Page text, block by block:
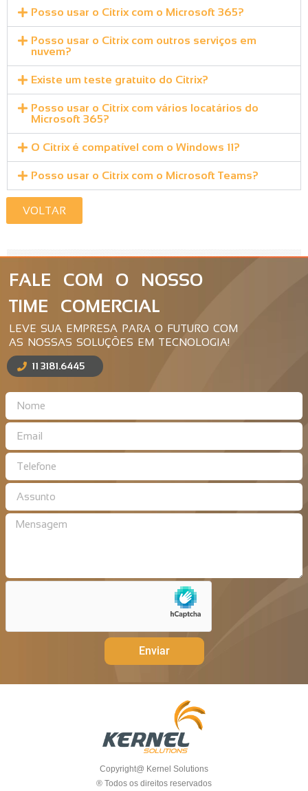
Posso usar o Citrix com o Microsoft 365?
Posso usar o Citrix com outros serviços em
nuvem?
Existe um teste gratuito do Citrix?
Posso usar o Citrix com vários locatários do
Microsoft 365?
O Citrix é compatível com o Windows 11?
Posso usar o Citrix com o Microsoft Teams?
VOLTAR
FALE COM O NOSSO
TIME COMERCIAL
LEVE SUA EMPRESA PARA O FUTURO COM
AS NOSSAS SOLUÇÕES EM TECNOLOGIA!
11 3181.6445
Enviar
Copyright@ Kernel Solutions
® Todos os direitos reservados